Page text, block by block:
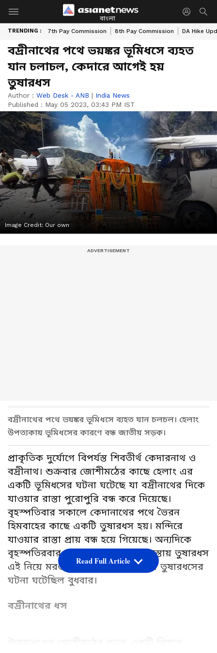
বাংলা
TRENDING : 7th Pay Commission 8th Pay Commission DA Hike
বদ্রীনাথের পথে ভয়ঙ্কর ভূমিধসে ব্যহত
যান চলাচল, কেদারে আগেই হয়
তুষারধস
Author : Web Desk - ANB | India News
Published : May 05 2023, 03:43 PM IST
Image Credit: Our own
বদ্রীনাথের পথে ভয়ঙ্কর ভূমিধসে ব্যহত যান চলচল। হেলাং
উপত্যকায় ভূমিধসের কারণে বন্ধ জাতীয় সড়ক।
প্রাকৃতিক দুর্যোগে বিপর্যস্ত শিবতীর্থ কেদারনাথ ও
বদ্রীনাথ। শুক্রবার জোশীমঠের কাছে হেলাং এর
একটি ভূমিধসের ঘটনা ঘটেছে যা বদ্রীনাথের দিকে
যাওয়ার রাস্তা পুরোপুরি বন্ধ করে দিয়েছে।
বৃহস্পতিবার সকালে কেদানাথের পথে ভৈরন
হিমবাহের কাছে একটি তুষারধস হয়। মন্দিরে
যাওয়ার রাস্তা প্রায় বন্ধ হয়ে গিয়েছে। অন্যদিকে
বৃহস্পতিরবার কেদারনাথে যাওয়ার রাস্তায় তুষারধস
এই নিয়ে মরশুমের দ্বিতীয়বার। আগের তুষারধসের
ঘটনা ঘটেছিল বুধবার।
বদ্রীনাথের ধস
Read Full Article